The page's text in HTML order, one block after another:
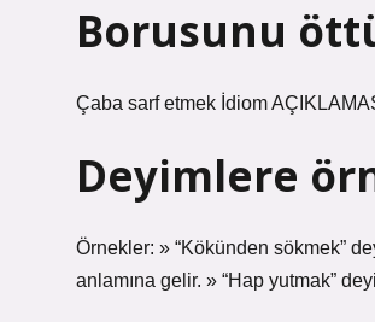
Borusunu
Çaba sarf etmek İdiom
Deyimlere
Örnekler: » “Kökünden sökmek”
anlamına gelir. » “Hap yutmak”